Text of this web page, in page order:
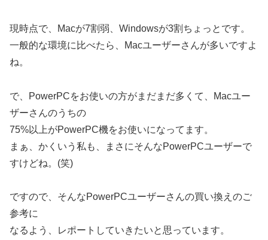
現時点で、Macが7割弱、Windowsが3割ちょっとです。
一般的な環境に比べたら、Macユーザーさんが多いですよ
ね。
で、PowerPCをお使いの方がまだまだ多くて、Macユー
ザーさんのうちの
75%以上がPowerPC機をお使いになってます。
まぁ、かくいう私も、まさにそんなPowerPCユーザーで
すけどね。(笑)
ですので、そんなPowerPCユーザーさんの買い換えのご
参考に
なるよう、レポートしていきたいと思っています。